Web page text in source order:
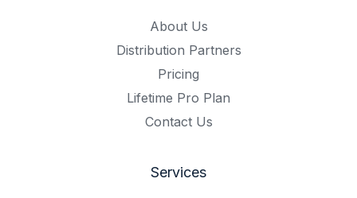
About Us
Distribution Partners
Pricing
Lifetime Pro Plan
Contact Us
Services